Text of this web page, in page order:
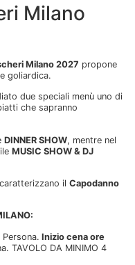
Milano
Milano 2027 propone
goliardica.
due speciali menù uno di
che sapranno
DINNER SHOW, mentre nel
MUSIC SHOW & DJ
il Capodanno
Inizio cena ore
TAVOLO DA MINIMO 4